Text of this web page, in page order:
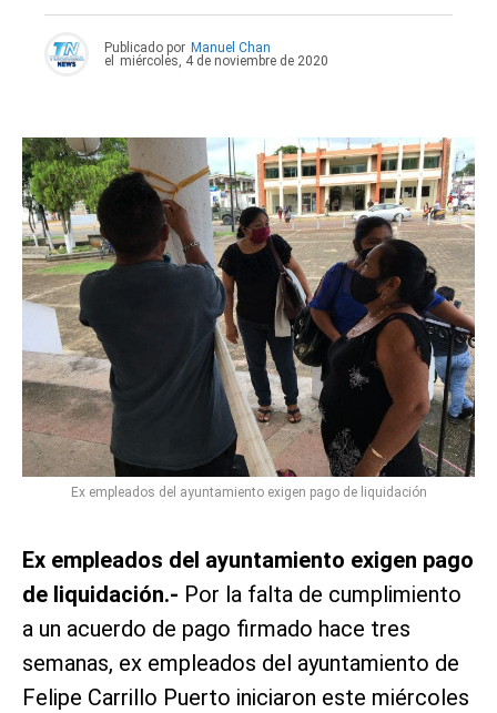
Publicado por Manuel Chan
el
miércoles, 4 de noviembre de 2020
Ex empleados del ayuntamiento exigen pago de liquidación
Ex empleados del ayuntamiento exigen pago
de liquidación.- Por la falta de cumplimiento
a un acuerdo de pago firmado hace tres
semanas, ex empleados del ayuntamiento de
Felipe Carrillo Puerto iniciaron este miércoles